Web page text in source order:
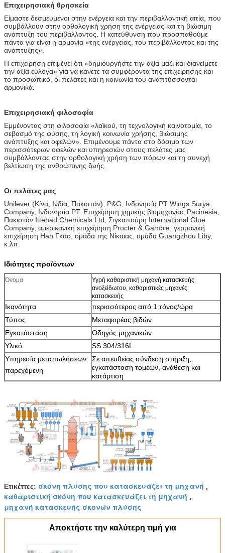
Επιχειρησιακή θρησκεία
Είμαστε δεσμευμένοι στην ενέργεια και την περιβαλλοντική αιτία, που
συμβάλλουν στην ορθολογική χρήση της ενέργειας και τη βιώσιμη
ανάπτυξη του περιβάλλοντος. Η κατεύθυνση που προσπαθούμε
πάντα για είναι η αρμονία «της ενέργειας, του περιβάλλοντος και της
ανάπτυξης».
Η επιχείρηση επιμένει ότι «δημιουργήστε την αξία μαζί και διανείμετε
την αξία εύλογα» για να κάνετε τα συμφέροντα της επιχείρησης και
το προσωπικό, οι πελάτες και η κοινωνία του αναπτύσσονται
αρμονικά.
Επιχειρησιακή φιλοσοφία
Εμμένοντας στη φιλοσοφία «λαϊκού, τη τεχνολογική καινοτομία, το
σεβασμό της φύσης, τη λογική κοινωνία χρήσης, βιώσιμης
ανάπτυξης και οφελών». Επιμένουμε πάντα στο δόσιμο των
περισσότερων οφελών και υπηρεσιών στους πελάτες μας
συμβάλλοντας στην ορθολογική χρήση των πόρων και τη συνεχή
βελτίωση της ανθρώπινης ζωής.
Οι πελάτες μας
Unilever (Κίνα, Ινδία, Πακιστάν), P&G, Ινδονησία PT Wings Surya
Company, Ινδονησία PT. Επιχείρηση χημικής βιομηχανίας Pacinesia,
Πακιστάν Ittehad Chemicals Ltd, Σιγκαπούρη International Glue
Company, αμερικανική επιχείρηση Procter & Gamble, γερμανική
επιχείρηση Han Γκάο, ομάδα της Νίκαιας, ομάδα Guangzhou Liby,
κ.λπ.
Ιδιότητες προϊόντων
Όνομα
Υγρή καθαριστική μηχανή κατασκευής
ανοξείδωτου, καθαριστικές μηχανές
κατασκευής
Ικανότητα
περισσότερος από 1 τόνος/ώρα
Τύπος
Μεταφορέας βιδών
Εγκατάσταση
Οδηγός μηχανικών
Υλικό
SS 304/316L
Υπηρεσία μεταπωλήσεων
παρεχόμενη
Σε απευθείας σύνδεση στήριξη,
εγκατάσταση τομέων, ανάθεση και
κατάρτιση
Ετικέττες: σκόνη πλύσης που κατασκευάζει τη μηχανή ,
καθαριστική σκόνη που κατασκευάζει τη μηχανή ,
μηχανή κατασκευής σκονών πλύσης
Αποκτήστε την καλύτερη τιμή για